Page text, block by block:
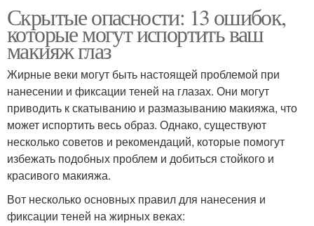
Скрытые опасности: 13 ошибок,
которые могут испортить ваш
макияж глаз
Жирные веки могут быть настоящей проблемой при
нанесении и фиксации теней на глазах. Они могут
приводить к скатыванию и размазыванию макияжа, что
может испортить весь образ. Однако, существуют
несколько советов и рекомендаций, которые помогут
избежать подобных проблем и добиться стойкого и
красивого макияжа.
Вот несколько основных правил для нанесения и
фиксации теней на жирных веках: